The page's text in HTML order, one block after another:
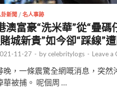
卦新聞 /名人事跡
澳富豪“洗米華”從“疊碼
城新貴”如今卻“踩線”
11-27 - by celebritylogs - Leave a
晚，一條震驚全網嘅消息，突然
華被捕。 呢個周 …